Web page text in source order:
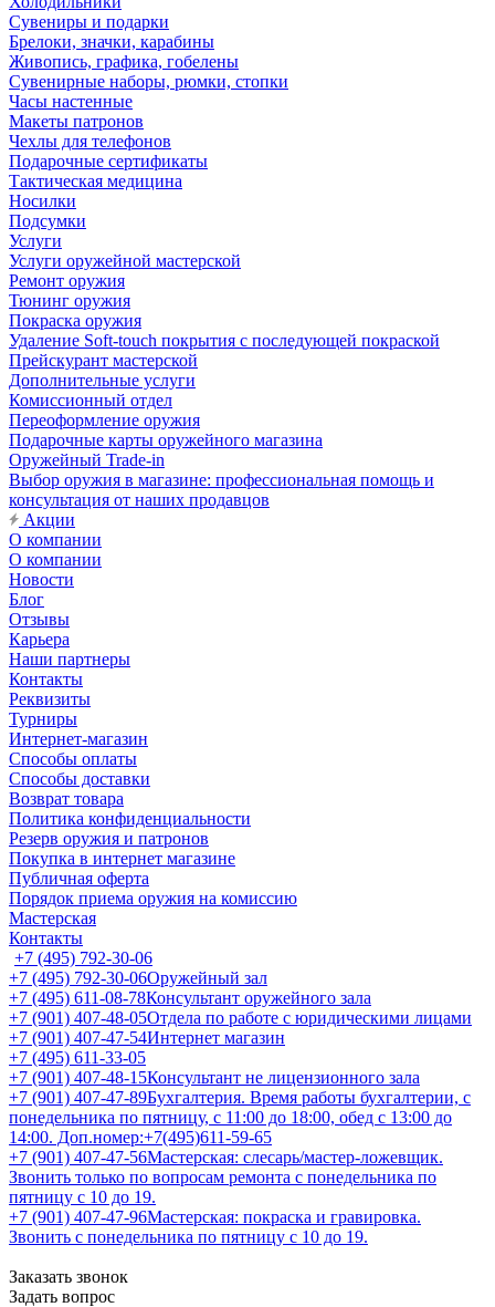
Сувениры и подарки
Брелоки, значки, карабины
Живопись, графика, гобелены
Сувенирные наборы, рюмки, стопки
Часы настенные
Макеты патронов
Чехлы для телефонов
Подарочные сертификаты
Тактическая медицина
Носилки
Подсумки
Услуги
Услуги оружейной мастерской
Ремонт оружия
Тюнинг оружия
Покраска оружия
Удаление Soft-touch покрытия с последующей покраской
Прейскурант мастерской
Дополнительные услуги
Комиссионный отдел
Переоформление оружия
Подарочные карты оружейного магазина
Оружейный Trade-in
Выбор оружия в магазине: профессиональная помощь и
консультация от наших продавцов
Акции
О компании
О компании
Новости
Блог
Отзывы
Карьера
Наши партнеры
Контакты
Реквизиты
Турниры
Интернет-магазин
Способы оплаты
Способы доставки
Возврат товара
Политика конфиденциальности
Резерв оружия и патронов
Покупка в интернет магазине
Публичная оферта
Порядок приема оружия на комиссию
Мастерская
Контакты
+7 (495) 792-30-06
+7 (495) 792-30-06Оружейный зал
+7 (495) 611-08-78Консультант оружейного зала
+7 (901) 407-48-05Отдела по работе с юридическими лицами
+7 (901) 407-47-54Интернет магазин
+7 (495) 611-33-05
+7 (901) 407-48-15Консультант не лицензионного зала
+7 (901) 407-47-89Бухгалтерия. Время работы бухгалтерии, с
понедельника по пятницу, с 11:00 до 18:00, обед с 13:00 до
14:00. Доп.номер:+7(495)611-59-65
+7 (901) 407-47-56Мастерская: слесарь/мастер-ложевщик.
Звонить только по вопросам ремонта с понедельника по
пятницу с 10 до 19.
+7 (901) 407-47-96Мастерская: покраска и гравировка.
Звонить с понедельника по пятницу с 10 до 19.
Заказать звонок
Задать вопрос